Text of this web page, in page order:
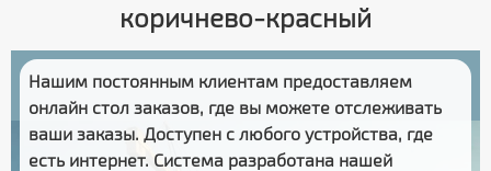
коричнево-красный
Нашим постоянным клиентам предоставляем
онлайн стол заказов, где вы можете отслеживать
ваши заказы. Доступен с любого устройства, где
есть интернет. Система разработана нашей